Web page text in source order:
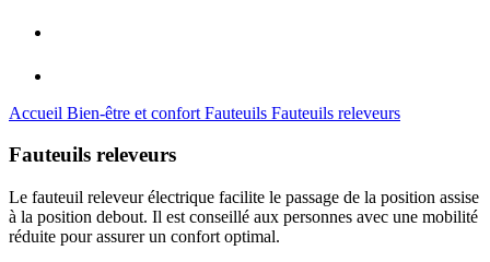
Accueil Bien-être et confort Fauteuils Fauteuils releveurs
Fauteuils releveurs
Le fauteuil releveur électrique facilite le passage de la position assise
à la position debout. Il est conseillé aux personnes avec une mobilité
réduite pour assurer un confort optimal.